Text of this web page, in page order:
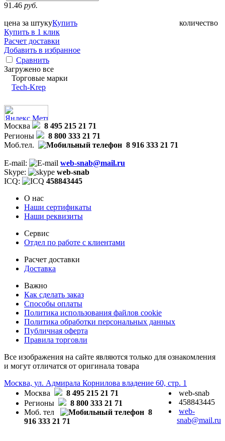
91.46 руб.
цена за штуку количество
Купить
Купить в 1 клик
Расчет доставки
Добавить в избранное
Сравнить
Загружено все
Торговые марки
Tech-Krep
Москва
8 495 215 21 71
Регионы
8 800 333 21 71
Моб.тел.
8 916 333 21 71
E-mail:
web-snab@mail.ru
Skype:
web-snab
ICQ:
458843445
О нас
Наши сертификаты
Наши реквизиты
Сервис
Отдел по работе с клиентами
Расчет доставки
Доставка
Важно
Как сделать заказ
Способы оплаты
Политика использования файлов cookie
Политика обработки персональных данных
Публичная оферта
Правила торговли
Все изображения на сайте являются только для ознакомления
и могут отличатся от оригинала товара
Москва, ул. Адмирала Корнилова владение 60, стр. 1
Москва
8 495 215 21 71
Регионы
8 800 333 21 71
Моб. тел
8
916 333 21 71
web-snab
458843445
web-
snab@mail.ru